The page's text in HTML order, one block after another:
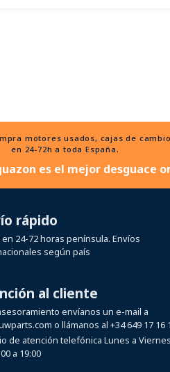
motores usados, cajas de
en 24-72h a toda España.
es el mejor desguace
rápido
en 24-72 horas península. Envíos
según país
al cliente
envíanos un e-mail a
o llámanos al +34 649 17 16
de atención telefónica Lunes a Viernes
a 19:00